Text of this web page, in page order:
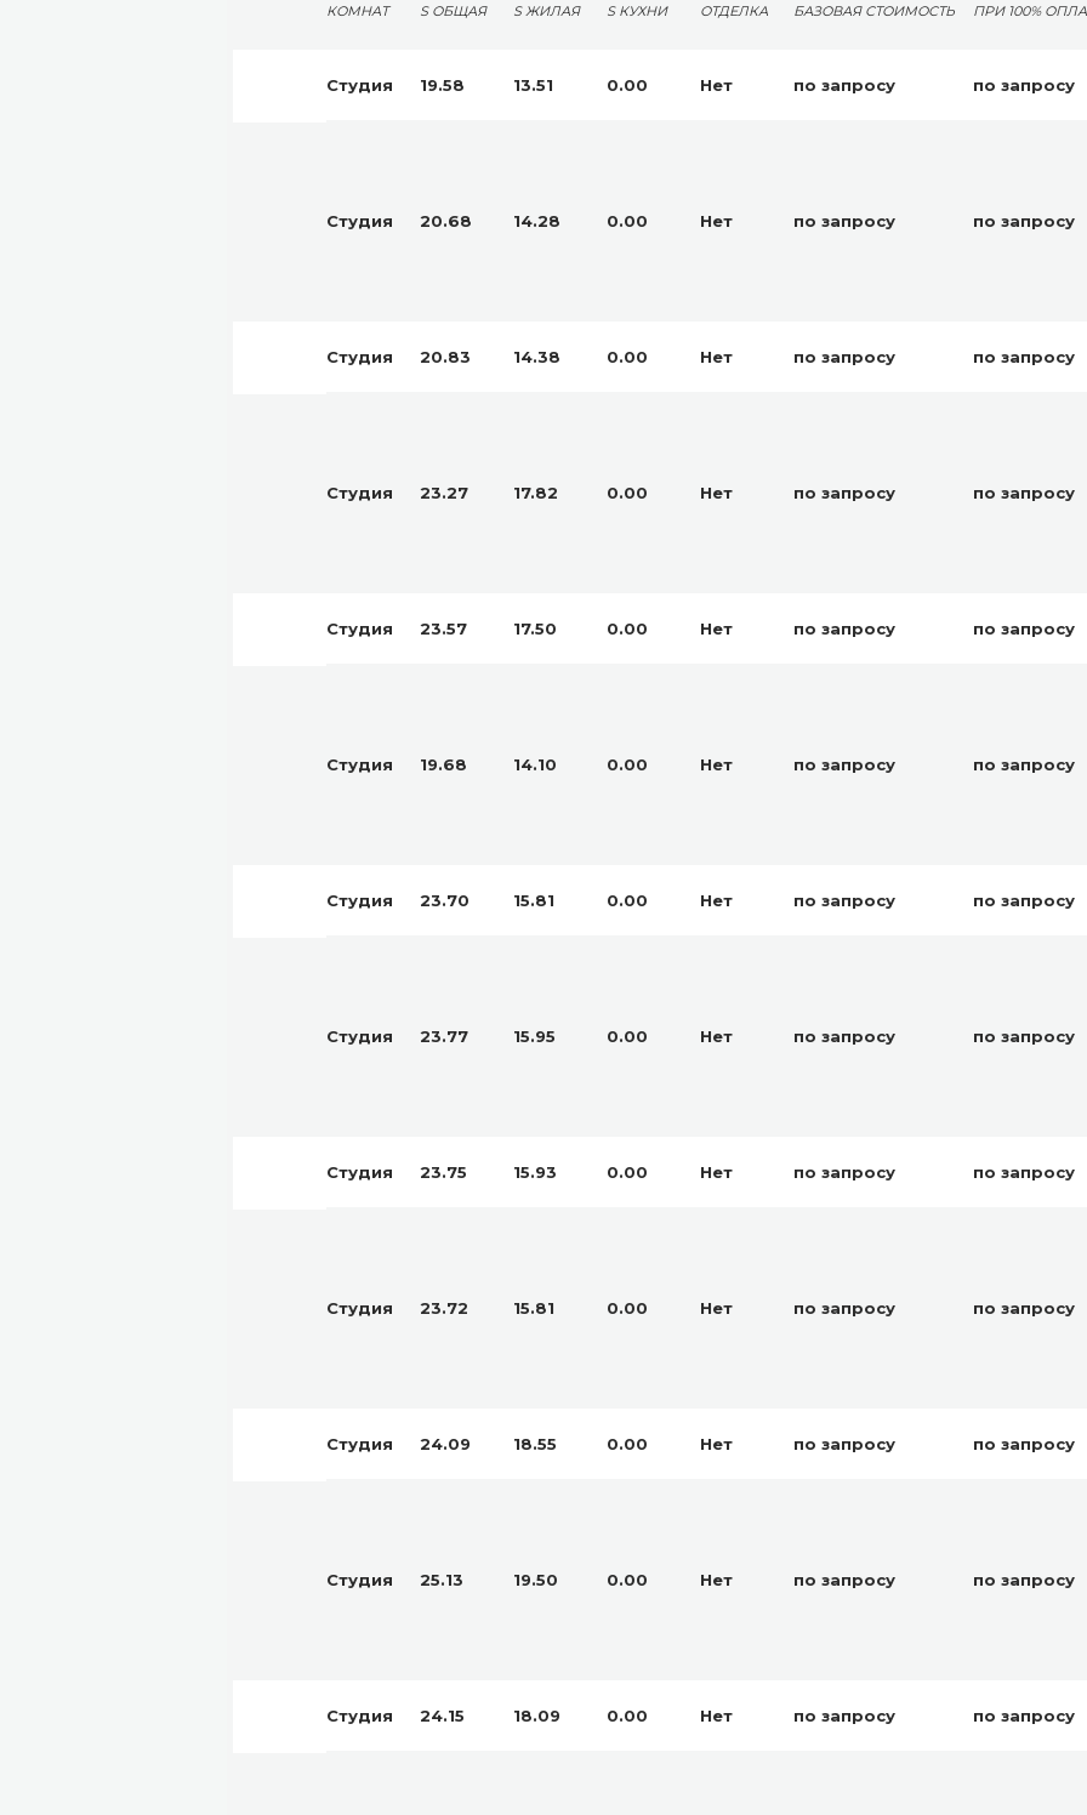
КОМНАТ S ОБЩАЯ S ЖИЛАЯ S КУХНИ ОТДЕЛКА БАЗОВАЯ СТОИМОСТЬ ПРИ 100%
Студия 19.58 13.51 0.00 Нет по запросу по запросу
Студия 20.68 14.28 0.00 Нет по запросу по запросу
Студия 20.83 14.38 0.00 Нет по запросу по запросу
Студия 23.27 17.82 0.00 Нет по запросу по запросу
Студия 23.57 17.50 0.00 Нет по запросу по запросу
Студия 19.68 14.10 0.00 Нет по запросу по запросу
Студия 23.70 15.81 0.00 Нет по запросу по запросу
Студия 23.77 15.95 0.00 Нет по запросу по запросу
Студия 23.75 15.93 0.00 Нет по запросу по запросу
Студия 23.72 15.81 0.00 Нет по запросу по запросу
Студия 24.09 18.55 0.00 Нет по запросу по запросу
Студия 25.13 19.50 0.00 Нет по запросу по запросу
Студия 24.15 18.09 0.00 Нет по запросу по запросу